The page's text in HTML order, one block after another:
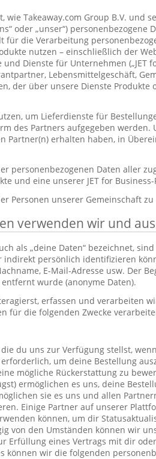
wie Takeaway.com Group B.V. und
oder „unser“) personenbezogene
die Verarbeitung
nutzen – einschließlich der
Dienste für Unternehmen („JET
Lebensmittelgeschäft,
der über unsere Dienste
um Lieferdienste für
des Partners aufgegeben werden.
Partner(n) erhalten haben, in
personenbezogenen Daten aller
und eine unserer JET for
Personen unserer Gemeinschaft
verwenden wir und
als „deine Daten“ bezeichnet,
persönlich identifizieren
E-Mail-Adresse usw. Der
wurde (anonyme Daten).
erfassen und verarbeiten
für die folgenden Zwecke
du uns zur Verfügung stellst,
um deine Bestellung
mögliche Rückerstattung zu
ermöglichen es uns, deine
sie es uns und allen
Einige Partner auf unserer
können, um dir
von den Umständen können wir
Erfüllung eines Vertrags mit dir
können wir die folgenden